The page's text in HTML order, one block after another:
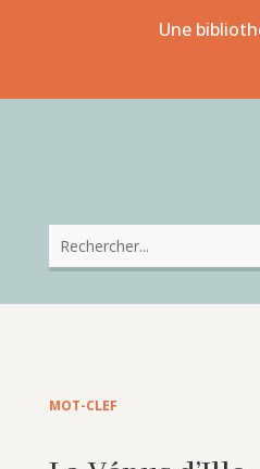
Une
MOT-CLEF